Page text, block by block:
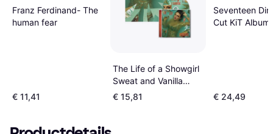
Franz Ferdinand- The
human fear
€ 11,41
The Life of a Showgirl
Sweat and Vanilla
Perfume (CD)
€ 15,81
Seventeen
Cut KiT Album
€ 24,49